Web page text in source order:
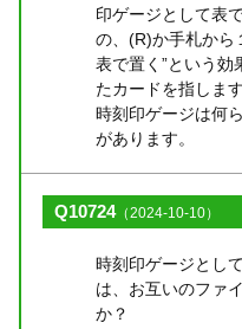
印ゲージとして表
の、(R)か手札から
表で置く”という効
たカードを指します
時刻印ゲージは何
があります。
Q10724（2024-10-10）
時刻印ゲージとし
は、お互いのファ
か？